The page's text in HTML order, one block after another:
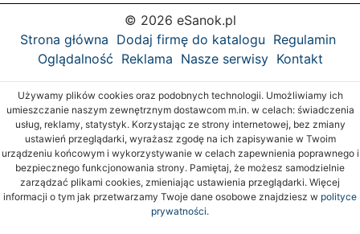
© 2026 eSanok.pl
Strona główna Dodaj firmę do katalogu Regulamin
Oglądalność Reklama Nasze serwisy Kontakt
Używamy plików cookies oraz podobnych technologii. Umożliwiamy ich
umieszczanie naszym zewnętrznym dostawcom m.in. w celach: świadczenia
usług, reklamy, statystyk. Korzystając ze strony internetowej, bez zmiany
ustawień przeglądarki, wyrażasz zgodę na ich zapisywanie w Twoim
urządzeniu końcowym i wykorzystywanie w celach zapewnienia poprawnego i
bezpiecznego funkcjonowania strony. Pamiętaj, że możesz samodzielnie
zarządzać plikami cookies, zmieniając ustawienia przeglądarki. Więcej
informacji o tym jak przetwarzamy Twoje dane osobowe znajdziesz w polityce
prywatności.